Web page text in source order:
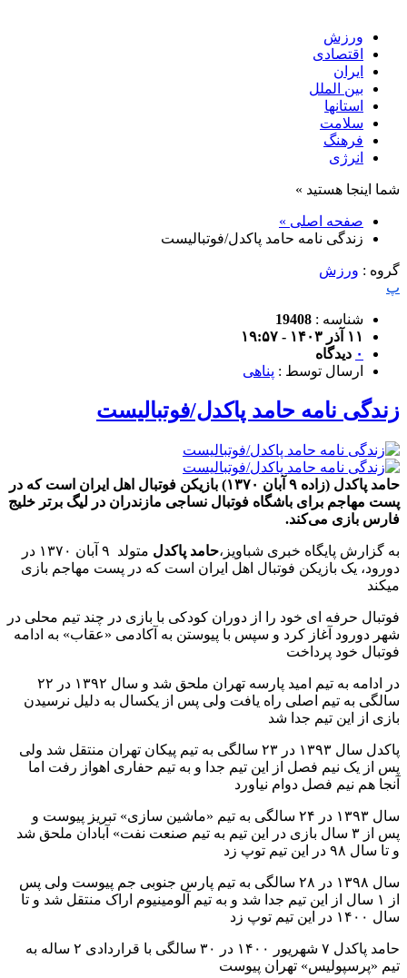
ورزش
اقتصادی
ایران
بین الملل
استانها
سلامت
فرهنگ
انرژی
شما اینجا هستید »
صفحه اصلی »
زندگی نامه حامد پاکدل/فوتبالیست
گروه : ورزش
پ
شناسه : 19408
۱۱ آذر ۱۴۰۳ - ۱۹:۵۷
۰ دیدگاه
ارسال توسط : پناهی
زندگی نامه حامد پاکدل/فوتبالیست
حامد پاکدل (زاده ۹ آبان ۱۳۷۰) بازیکن فوتبال اهل ایران است که در
پست مهاجم برای باشگاه فوتبال نساجی مازندران در لیگ برتر خلیج
فارس بازی می‌کند.
به گزارش پایگاه خبری شباویز،حامد پاکدل
متولد ۹ آبان ۱۳۷۰ در
دورود، یک بازیکن فوتبال اهل ایران است که در پست مهاجم بازی
میکند
فوتبال حرفه ای خود را از دوران کودکی با بازی در چند تیم محلی در
شهر دورود آغاز کرد و سپس با پیوستن به آکادمی «عقاب» به ادامه
فوتبال خود پرداخت
در ادامه به تیم امید پارسه تهران ملحق شد و سال ۱۳۹۲ در ۲۲
سالگی به تیم اصلی راه یافت ولی پس از یکسال به دلیل نرسیدن
بازی از این تیم جدا شد
پاکدل سال ۱۳۹۳ در ۲۳ سالگی به تیم پیکان تهران منتقل شد ولی
پس از یک نیم فصل از این تیم جدا و به تیم حفاری اهواز رفت اما
آنجا هم نیم فصل دوام نیاورد
سال ۱۳۹۳ در ۲۴ سالگی به تیم «ماشین سازی» تبریز پیوست و
پس از ۳ سال بازی در این تیم به تیم صنعت نفت» آبادان ملحق شد
و تا سال ۹۸ در این تیم توپ زد
سال ۱۳۹۸ در ۲۸ سالگی به تیم پارس جنوبی جم پیوست ولی پس
از ۱ سال از این تیم جدا شد و به تیم آلومینیوم اراک منتقل شد و تا
سال ۱۴۰۰ در این تیم توپ زد
حامد پاکدل ۷ شهریور ۱۴۰۰ در ۳۰ سالگی با قراردادی ۲ ساله به
تیم «پرسپولیس» تهران پیوست